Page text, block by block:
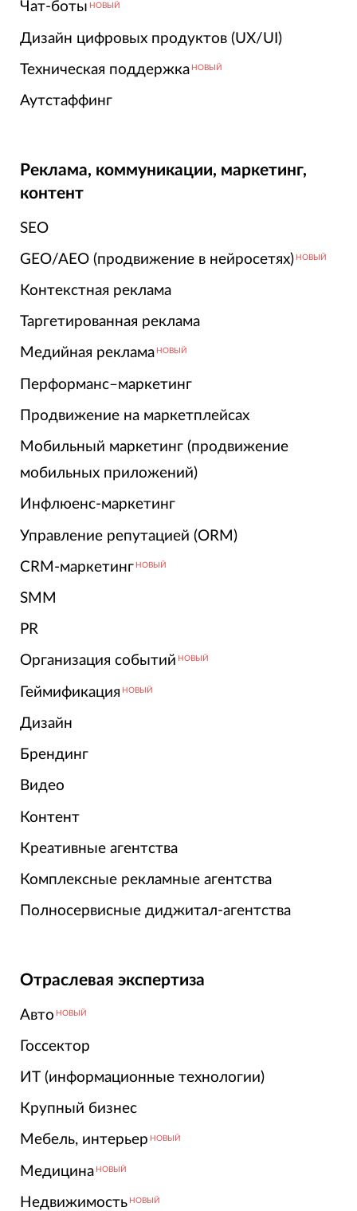
Чат-боты НОВЫЙ
Дизайн цифровых продуктов (UX/UI)
Техническая поддержка НОВЫЙ
Аутстаффинг
Реклама, коммуникации, маркетинг,
контент
SEO
GEO/AEO (продвижение в нейросетях) НОВЫЙ
Контекстная реклама
Таргетированная реклама
Медийная реклама НОВЫЙ
Перформанс–маркетинг
Продвижение на маркетплейсах
Мобильный маркетинг (продвижение
мобильных приложений)
Инфлюенс-маркетинг
Управление репутацией (ORM)
CRM-маркетинг НОВЫЙ
SMM
PR
Организация событий НОВЫЙ
Геймификация НОВЫЙ
Дизайн
Брендинг
Видео
Контент
Креативные агентства
Комплексные рекламные агентства
Полносервисные диджитал-агентства
Отраслевая экспертиза
Авто НОВЫЙ
Госсектор
ИТ (информационные технологии)
Крупный бизнес
Мебель, интерьер НОВЫЙ
Медицина НОВЫЙ
Недвижимость НОВЫЙ